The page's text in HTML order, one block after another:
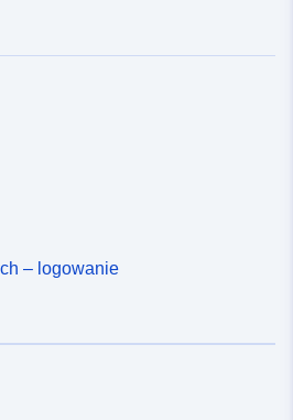
– logowanie